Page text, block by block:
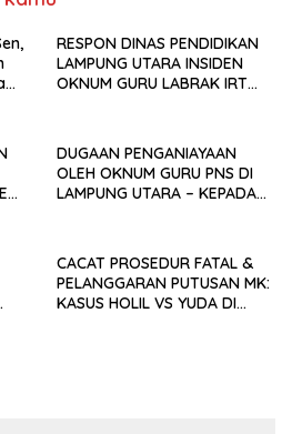
RESPON DINAS PENDIDIKAN
LAMPUNG UTARA INSIDEN
OKNUM GURU LABRAK IRT
DUGAAN PENGANIAYAAN
OLEH OKNUM GURU PNS DI
LAMPUNG UTARA – KEPADA
KEPOLISIAN!
CACAT PROSEDUR FATAL &
PELANGGARAN PUTUSAN MK:
KASUS HOLIL VS YUDA DI